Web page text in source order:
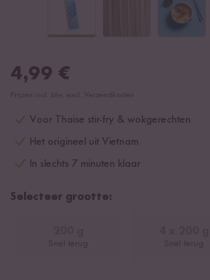
4,99 €
Voor Thaise stir-fry & wokgerechten
Het origineel uit Vietnam
In slechts 7 minuten klaar
Selecteer grootte: